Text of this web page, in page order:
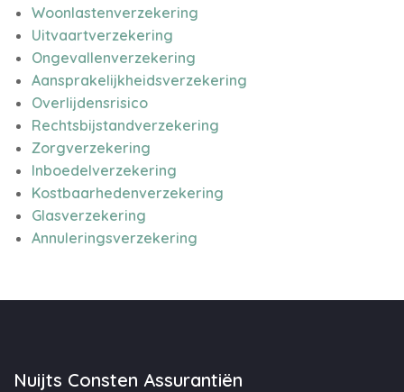
Woonlastenverzekering
Uitvaartverzekering
Ongevallenverzekering
Aansprakelijkheidsverzekering
Overlijdensrisico
Rechtsbijstandverzekering
Zorgverzekering
Inboedelverzekering
Kostbaarhedenverzekering
Glasverzekering
Annuleringsverzekering
Nuijts Consten Assurantiën